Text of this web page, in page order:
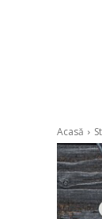
Acasă